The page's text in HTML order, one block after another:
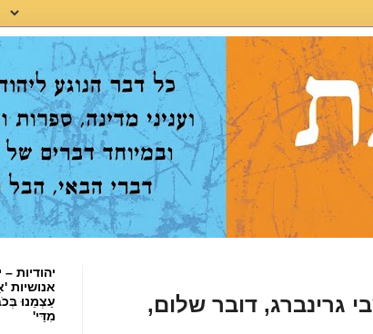
גרינברג, דובר שלום,
יהודיות
אנושיות
עַצְמֵנוּ
מִדַּי'